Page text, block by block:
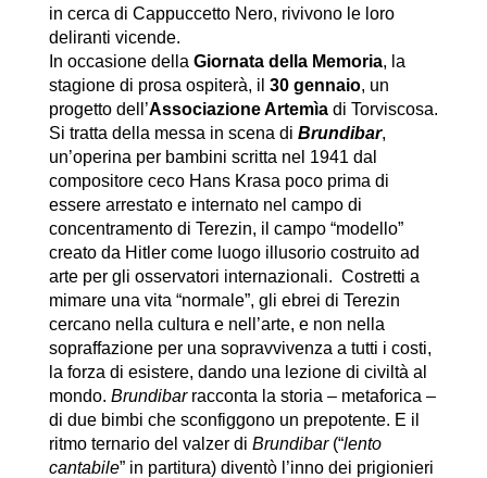
in cerca di Cappuccetto Nero, rivivono le loro
deliranti vicende.
In occasione della Giornata della Memoria, la
stagione di prosa ospiterà, il 30 gennaio, un
progetto dell’Associazione Artemìadi Torviscosa.
Si tratta della messa in scena di Brundibar,
un’operina per bambini scritta nel 1941 dal
compositore ceco Hans Krasa poco prima di
essere arrestato e internato nel campo di
concentramento di Terezin, il campo “modello”
creato da Hitler come luogo illusorio costruito ad
arte per gli osservatori internazionali. Costretti a
mimare una vita “normale”, gli ebrei di Terezin
cercano nella cultura e nell’arte, e non nella
sopraffazione per una sopravvivenza a tutti i costi,
la forza di esistere, dando una lezione di civiltà al
mondo. Brundibarracconta la storia – metaforica –
di due bimbi che sconfiggono un prepotente. E il
ritmo ternario del valzer di Brundibar(“lento
cantabile” in partitura) diventò l’inno dei prigionieri